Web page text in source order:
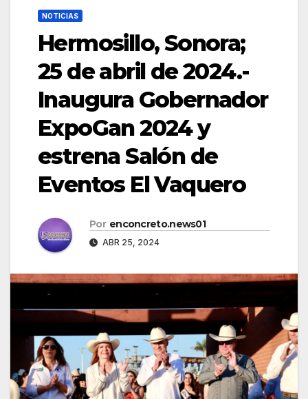
NOTICIAS
Hermosillo, Sonora;
25 de abril de 2024.-
Inaugura Gobernador
ExpoGan 2024 y
estrena Salón de
Eventos El Vaquero
Por enconcreto.news01
ABR 25, 2024